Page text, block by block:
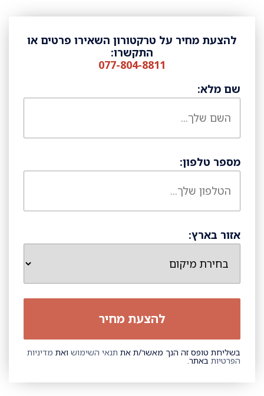
להצעת מחיר על טרקטורון השאירו פרטים או
התקשרו:
077-804-8811
שם מלא:
מספר טלפון:
אזור בארץ:
בשליחת טופס זה הנך מאשר/ת את תנאי השימוש ואת מדיניות
הפרטיות באתר.